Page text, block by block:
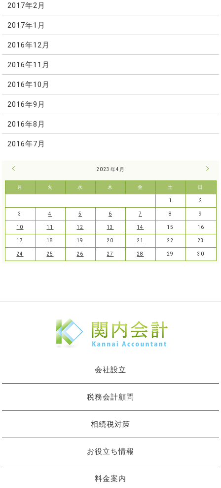
2017年2月
2017年1月
2016年12月
2016年11月
2016年10月
2016年9月
2016年8月
2016年7月
2023年4月
月 火 水 木 金 土 日
5月
1 2
3 4 5 6 7 8 9
10 11 12 13 14 15 16
17 18 19 20 21 22 23
24 25 26 27 28 29 30
会社設立
税務会計顧問
相続税対策
お役立ち情報
料金案内